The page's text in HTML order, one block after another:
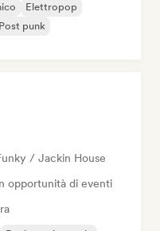
Elettropop
Post punk
/ Jackin House
opportunità di eventi